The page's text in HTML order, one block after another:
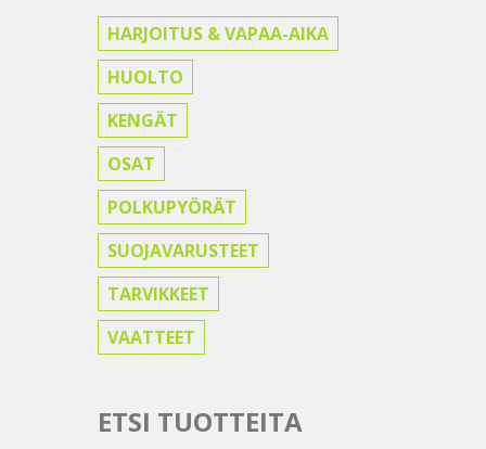
HARJOITUS & VAPAA-AIKA
HUOLTO
KENGÄT
OSAT
POLKUPYÖRÄT
SUOJAVARUSTEET
TARVIKKEET
VAATTEET
ETSI TUOTTEITA